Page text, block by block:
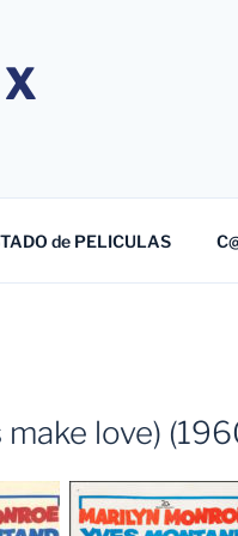
de PELICULAS
love)